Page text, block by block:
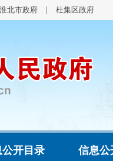
淮北市政府 杜集区政府
开目录 信息公